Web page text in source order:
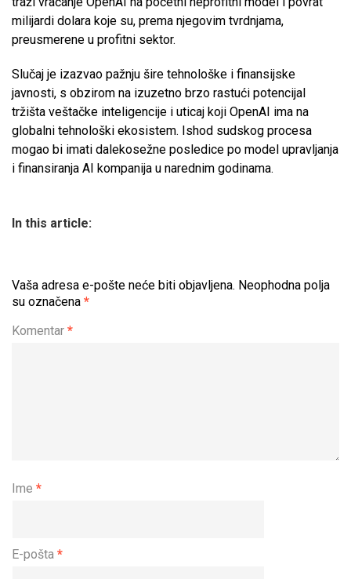
milijardi dolara koje su, prema njegovim tvrdnjama,
preusmerene u profitni sektor.
Slučaj je izazvao pažnju šire tehnološke i finansijske
javnosti, s obzirom na izuzetno brzo rastući potencijal
tržišta veštačke inteligencije i uticaj koji OpenAI ima na
globalni tehnološki ekosistem. Ishod sudskog procesa
mogao bi imati dalekosežne posledice po model upravljanja
i finansiranja AI kompanija u narednim godinama.
In this article:
Vaša adresa e-pošte neće biti objavljena. Neophodna polja
su označena *
Komentar *
Ime *
E-pošta *